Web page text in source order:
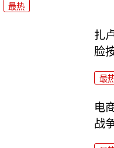
最热
扎
脸
最
电
战